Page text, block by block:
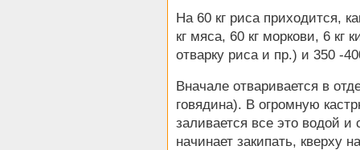
На 60 кг риса приходится,
кг мяса, 60 кг моркови, 6
отварку риса и пр.) и 350 -
Вначале отваривается в
говядина). В огромную
заливается все это водой и
начинает закипать, кверху